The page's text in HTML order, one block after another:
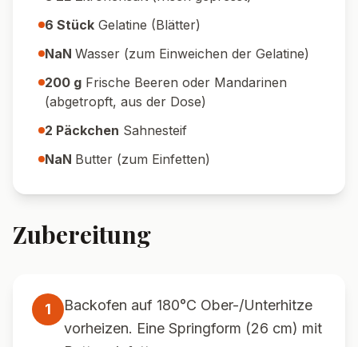
6 Stück Gelatine (Blätter)
NaN Wasser (zum Einweichen der Gelatine)
200 g Frische Beeren oder Mandarinen
(abgetropft, aus der Dose)
2 Päckchen Sahnesteif
NaN Butter (zum Einfetten)
Zubereitung
1
Backofen auf 180°C Ober-/Unterhitze
vorheizen. Eine Springform (26 cm) mit